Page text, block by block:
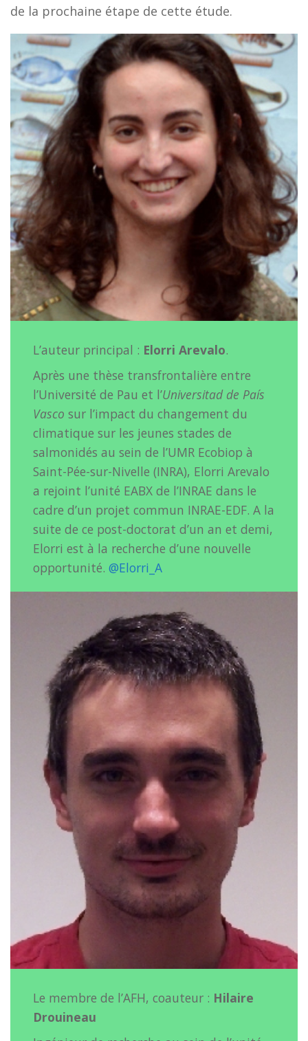
de la prochaine étape de cette étude.
L’auteur principal : Elorri Arevalo.
Après une thèse transfrontalière entre
l’Université de Pau et l’Universitad de País
Vascosur l’impact du changement du
climatique sur les jeunes stades de
salmonidés au sein de l’UMR Ecobiop à
Saint-Pée-sur-Nivelle (INRA), Elorri Arevalo
a rejoint l’unité EABX de l’INRAE dans le
cadre d’un projet commun INRAE-EDF. A la
suite de ce post-doctorat d’un an et demi,
Elorri est à la recherche d’une nouvelle
opportunité.@Elorri_A
Le membre de l’AFH, coauteur : Hilaire
Drouineau